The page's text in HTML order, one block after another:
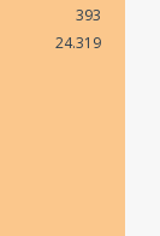
393
24.319